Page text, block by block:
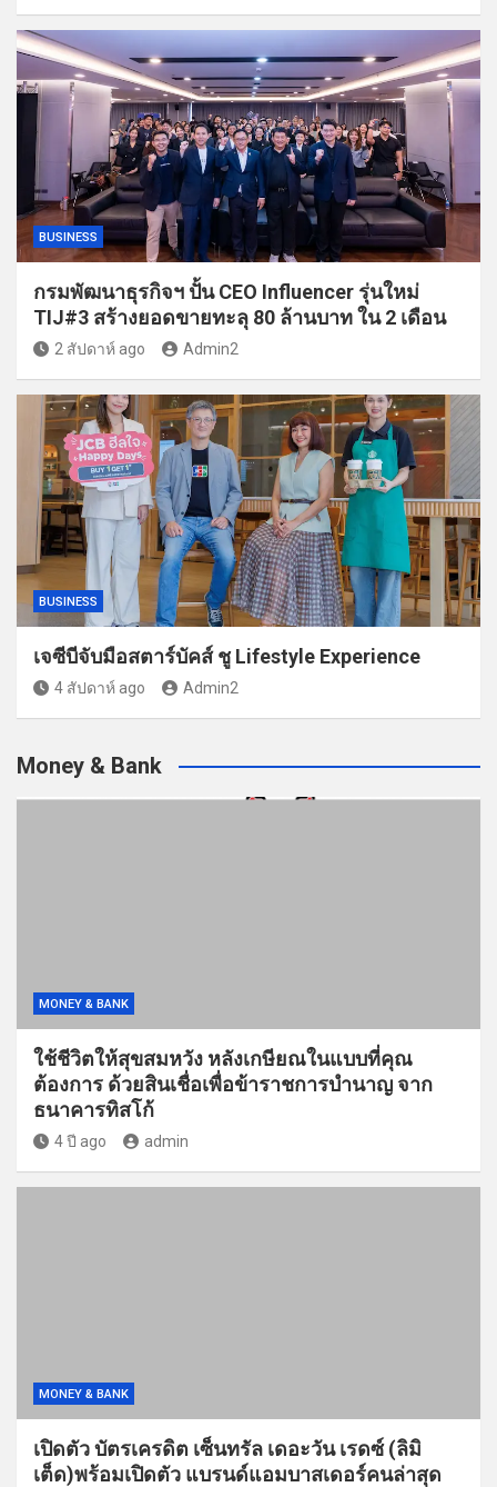
BUSINESS
กรมพัฒนาธุรกิจฯ ปั้น CEO Influencer รุ่นใหม่
TIJ#3 สร้างยอดขายทะลุ 80 ล้านบาท ใน 2 เดือน
2 สัปดาห์ ago Admin2
BUSINESS
เจซีบีจับมือสตาร์บัคส์ ชู Lifestyle Experience
4 สัปดาห์ ago Admin2
Money & Bank
MONEY & BANK
ใช้ชีวิตให้สุขสมหวัง หลังเกษียณในแบบที่คุณ
ต้องการ ด้วยสินเชื่อเพื่อข้าราชการบำนาญ จาก
ธนาคารทิสโก้
4 ปี ago admin
MONEY & BANK
เปิดตัว บัตรเครดิต เซ็นทรัล เดอะวัน เรดซ์ (ลิมิ
เต็ด)พร้อมเปิดตัว แบรนด์แอมบาสเดอร์คนล่าสุด